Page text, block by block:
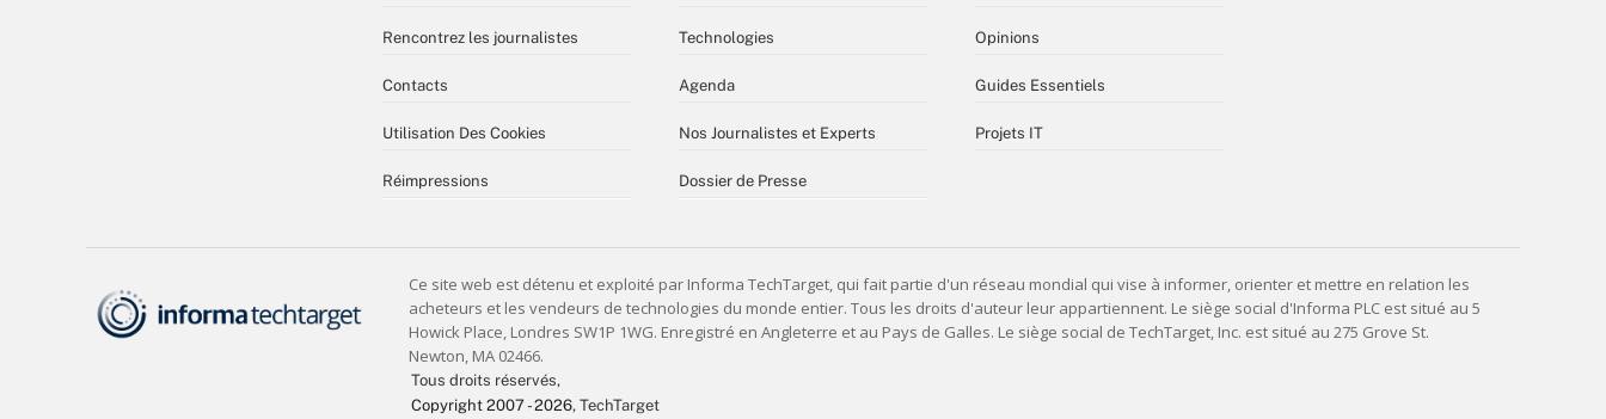
Rencontrez les journalistes
Contacts
Utilisation Des Cookies
Réimpressions
Technologies
Agenda
Nos Journalistes et Experts
Dossier de Presse
Opinions
Guides Essentiels
Projets IT
Tous droits réservés,
Copyright 2007 - 2026, TechTarget